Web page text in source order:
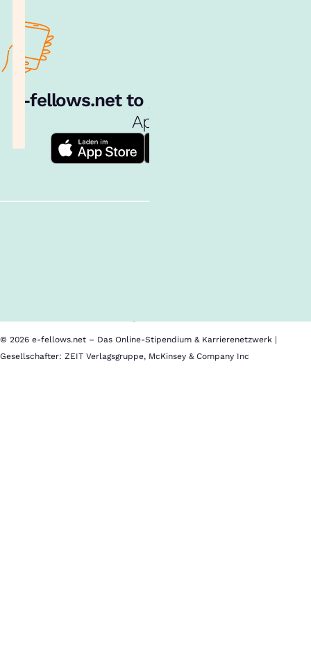
e‑fellows.net to go:
App!
© 2026 e-fellows.net – Das Online-Stipendium & Karrierenetzwerk |
Gesellschafter: ZEIT Verlagsgruppe, McKinsey & Company Inc